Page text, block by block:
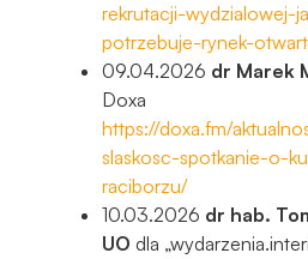
rekrutacji-wydzialowej-
potrzebuje-rynek-
09.04.2026 dr Marek
Doxa
https://doxa.fm/
slaskosc-spotkanie-o-
raciborzu/
10.03.2026 dr hab.
UO dla